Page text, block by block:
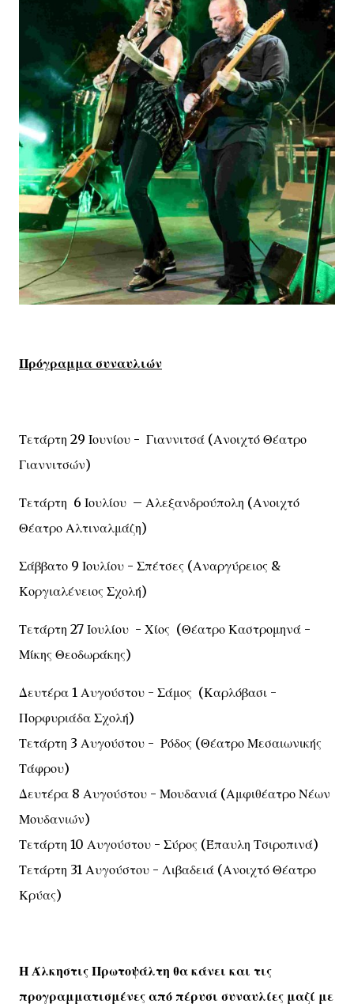
Πρόγραμμα συναυλιών
Τετάρτη 29 Ιουνίου - Γιαννιτσά (Ανοιχτό Θέατρο
Γιαννιτσών)
Τετάρτη 6 Ιουλίου – Αλεξανδρούπολη (Ανοιχτό
Θέατρο Αλτιναλμάζη)
Σάββατο 9 Ιουλίου - Σπέτσες (Αναργύρειος &
Κοργιαλένειος Σχολή)
Τετάρτη 27 Ιουλίου - Χίος (Θέατρο Καστρομηνά -
Μίκης Θεοδωράκης)
Δευτέρα 1 Αυγούστου - Σάμος (Καρλόβασι -
Πορφυριάδα Σχολή)
Τετάρτη 3 Αυγούστου - Ρόδος (Θέατρο Μεσαιωνικής
Τάφρου)
Δευτέρα 8 Αυγούστου - Μουδανιά (Αμφιθέατρο Νέων
Μουδανιών)
Τετάρτη 10 Αυγούστου - Σύρος (Έπαυλη Τσιροπινά)
Τετάρτη 31 Αυγούστου - Λιβαδειά (Ανοιχτό Θέατρο
Κρύας)
Η Άλκηστις Πρωτοψάλτη θα κάνει και τις
προγραμματισμένες από πέρυσι συναυλίες μαζί με